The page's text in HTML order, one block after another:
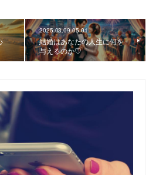
2025.03.09 05:01
結婚はあなたの人生に何を
与えるのか♡